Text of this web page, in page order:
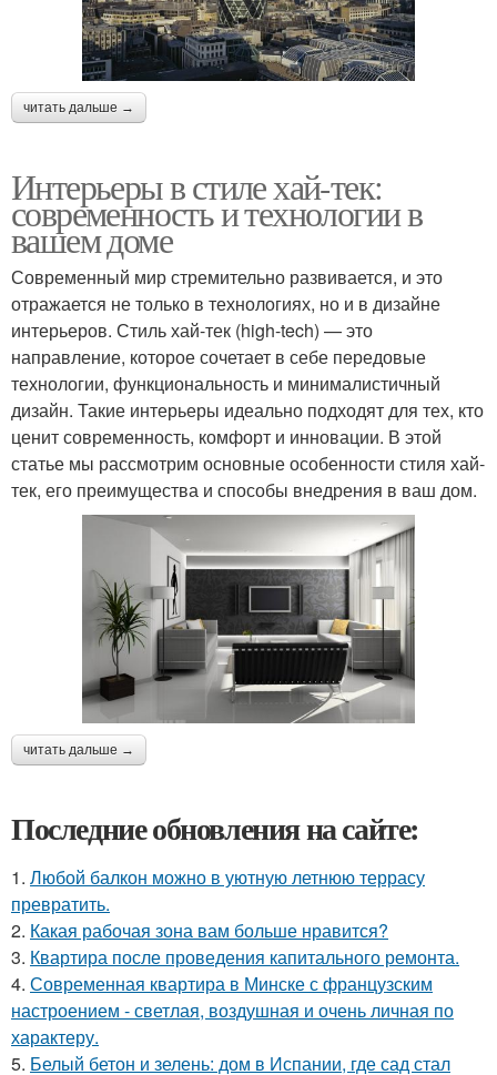
читать дальше →
Интерьеры в стиле хай-тек:
современность и технологии в
вашем доме
Современный мир стремительно развивается, и это
отражается не только в технологиях, но и в дизайне
интерьеров. Стиль хай-тек (high-tech) — это
направление, которое сочетает в себе передовые
технологии, функциональность и минималистичный
дизайн. Такие интерьеры идеально подходят для тех, кто
ценит современность, комфорт и инновации. В этой
статье мы рассмотрим основные особенности стиля хай-
тек, его преимущества и способы внедрения в ваш дом.
читать дальше →
Последние обновления на сайте:
1. Любой балкон можно в уютную летнюю террасу
превратить.
2. Какая рабочая зона вам больше нравится?
3. Квартира после проведения капитального ремонта.
4. Современная квартира в Минске с французским
настроением - светлая, воздушная и очень личная по
характеру.
5. Белый бетон и зелень: дом в Испании, где сад стал